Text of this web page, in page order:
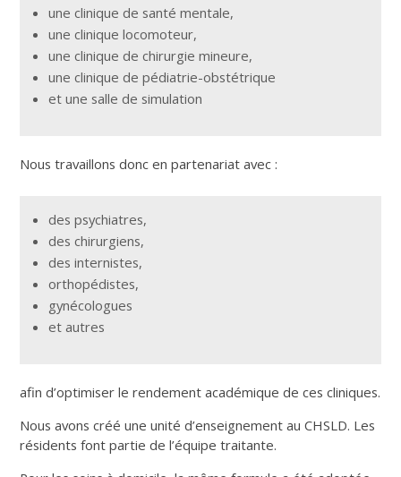
une clinique de santé mentale,
une clinique locomoteur,
une clinique de chirurgie mineure,
une clinique de pédiatrie-obstétrique
et une salle de simulation
Nous travaillons donc en partenariat avec :
des psychiatres,
des chirurgiens,
des internistes,
orthopédistes,
gynécologues
et autres
afin d’optimiser le rendement académique de ces cliniques.
Nous avons créé une unité d’enseignement au CHSLD. Les
résidents font partie de l’équipe traitante.